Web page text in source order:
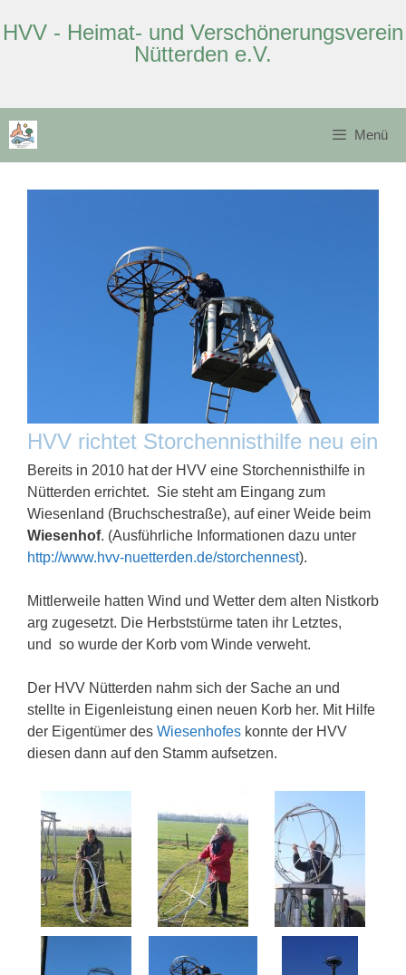
HVV - Heimat- und Verschönerungsverein
Nütterden e.V.
springen
Menü
HVV richtet Storchennisthilfe neu ein
Bereits in 2010 hat der HVV eine Storchennisthilfe in
Nütterden errichtet. Sie steht am Eingang zum
Wiesenland (Bruchschestraße), auf einer Weide beim
Wiesenhof. (Ausführliche Informationen dazu unter
http://www.hvv-nuetterden.de/storchennest).
Mittlerweile hatten Wind und Wetter dem alten Nistkorb
arg zugesetzt. Die Herbststürme taten ihr Letztes,
und so wurde der Korb vom Winde verweht.
Der HVV Nütterden nahm sich der Sache an und
stellte in Eigenleistung einen neuen Korb her. Mit Hilfe
der Eigentümer des Wiesenhofes konnte der HVV
diesen dann auf den Stamm aufsetzen.